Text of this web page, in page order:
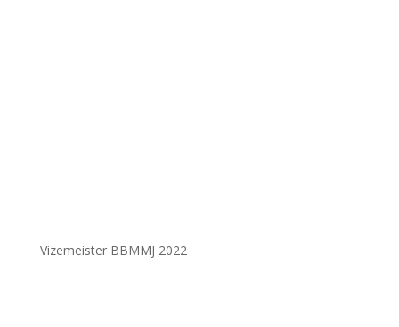
Vize­meis­ter BBMMJ 2022